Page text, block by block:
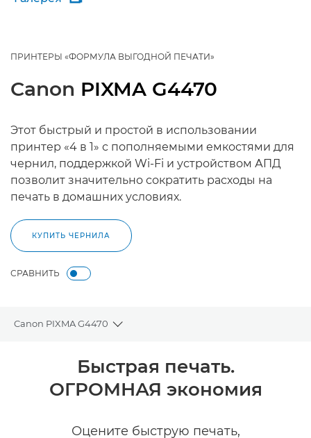
ПРИНТЕРЫ «ФОРМУЛА ВЫГОДНОЙ ПЕЧАТИ»
Canon PIXMA G4470
Этот быстрый и простой в использовании
принтер «4 в 1» с пополняемыми емкостями для
чернил, поддержкой Wi-Fi и устройством АПД
позволит значительно сократить расходы на
печать в домашних условиях.
КУПИТЬ ЧЕРНИЛА
СРАВНИТЬ
Canon PIXMA G4470
Toggle breadcrumbs
Общая информация
Технические характеристики
КУПИТЬ ЧЕРНИЛА
Быстрая печать.
ОГРОМНАЯ экономия
Оцените быструю печать,